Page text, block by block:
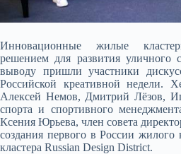
Инновационные жилые
решением для развития уличного
выводу пришли участники
Российской креативной недели.
Алексей Немов, Дмитрий Лёзов,
спорта и спортивного
Ксения Юрьева, член совета
создания первого в России жилого
кластера Russian Design District.